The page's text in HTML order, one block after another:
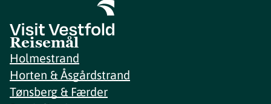
Reisemål
Holmestrand
Horten & Åsgårdstrand
Tønsberg & Færder